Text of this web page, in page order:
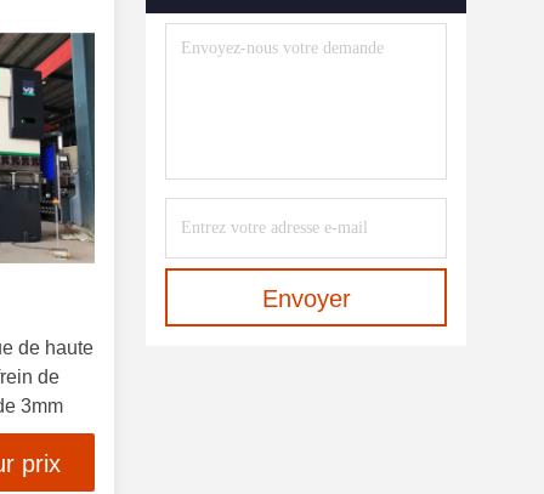
de haute
de
3mm
prix
Machine À Cintrer De Profil
Coupé À La Longueur De Ligne
(10)
Machine De Soudure Laser De
Envoyer